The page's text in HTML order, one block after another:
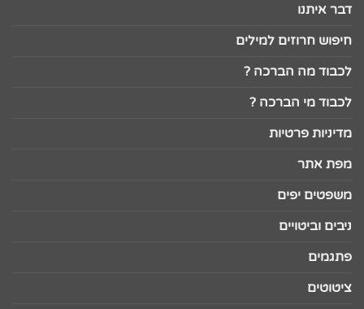
דבר איתנו
חיפוש חרוזים למילים
לכבוד מה הברכה ?
לכבוד מי הברכה ?
מדיניות פרטיות
מפת אתר
משפטים יפים
ניבים וביטויים
פתגמים
ציטוטים